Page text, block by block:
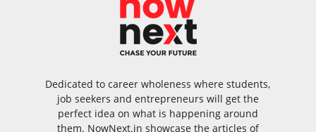
Dedicated to career wholeness where students,
job seekers and entrepreneurs will get the
perfect idea on what is happening around
them. NowNext.in showcase the articles of